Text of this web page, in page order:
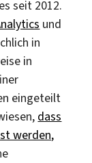
seit 2012.
und
in
in
eingeteilt
dass
werden,